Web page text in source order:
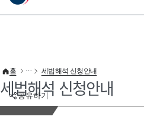
이 누리집은 대한민국 공식 전자정부 누리집입니다.
공유하기
홈 세법해석 신청안내
세법해석 신청안내